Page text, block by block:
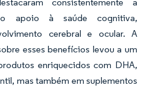
apoio à saúde cognitiva,
cerebral e ocular. A
esses benefícios levou a um
enriquecidos com DHA,
mas também em suplementos